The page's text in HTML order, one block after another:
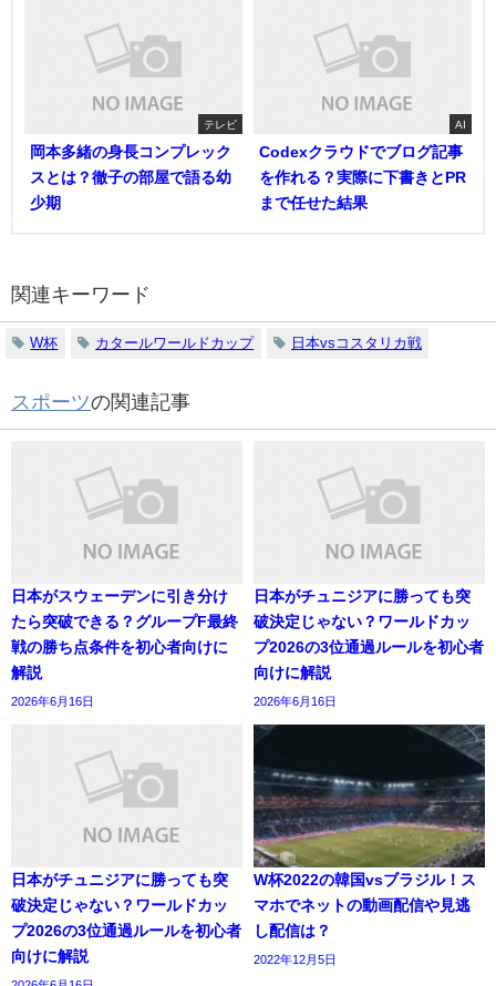
テレビ
岡本多緒の身長コンプレック
スとは？徹子の部屋で語る幼
少期
AI
Codexクラウドでブログ記事
を作れる？実際に下書きとPR
まで任せた結果
関連キーワード
W杯 カタールワールドカップ 日本vsコスタリカ戦
スポーツの関連記事
日本がスウェーデンに引き分け
たら突破できる？グループF最終
戦の勝ち点条件を初心者向けに
解説
2026年6月16日
日本がチュニジアに勝っても突
破決定じゃない？ワールドカッ
プ2026の3位通過ルールを初心者
向けに解説
2026年6月16日
日本がチュニジアに勝っても突
破決定じゃない？ワールドカッ
プ2026の3位通過ルールを初心者
向けに解説
W杯2022の韓国vsブラジル！ス
マホでネットの動画配信や見逃
し配信は？
2022年12月5日